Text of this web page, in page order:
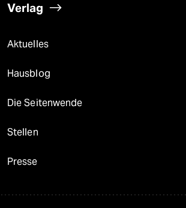
Verlag
Aktuelles
Hausblog
Die Seitenwende
Stellen
Presse